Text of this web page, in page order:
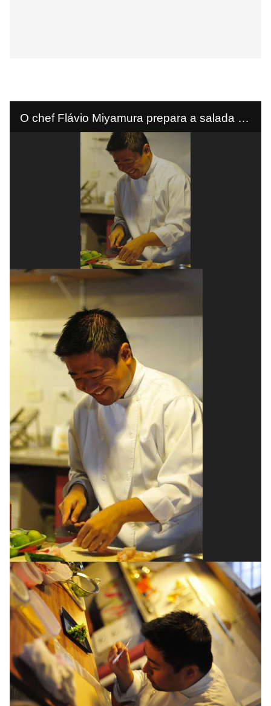
O chef Flávio Miyamura prepara a salada de
pepino crocante e ovas para a reportagem
sobre comida fria, capa da edição 159 da
Menu